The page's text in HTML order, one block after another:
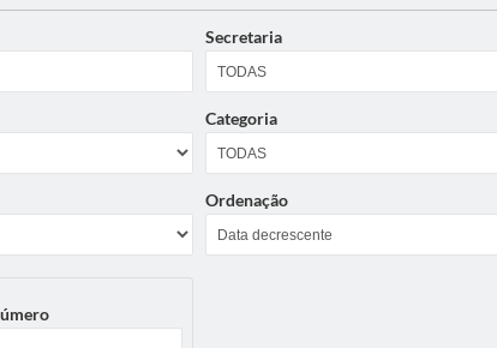
Secretaria
Categoria
Ordenação